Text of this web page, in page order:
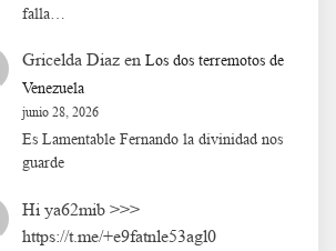
falla…
Gricelda Diaz en Los dos terremotos de
Venezuela
junio 28, 2026
Es Lamentable Fernando la divinidad nos
guarde
Hi ya62mib >>>
https://t.me/+e9fatnle53agl0